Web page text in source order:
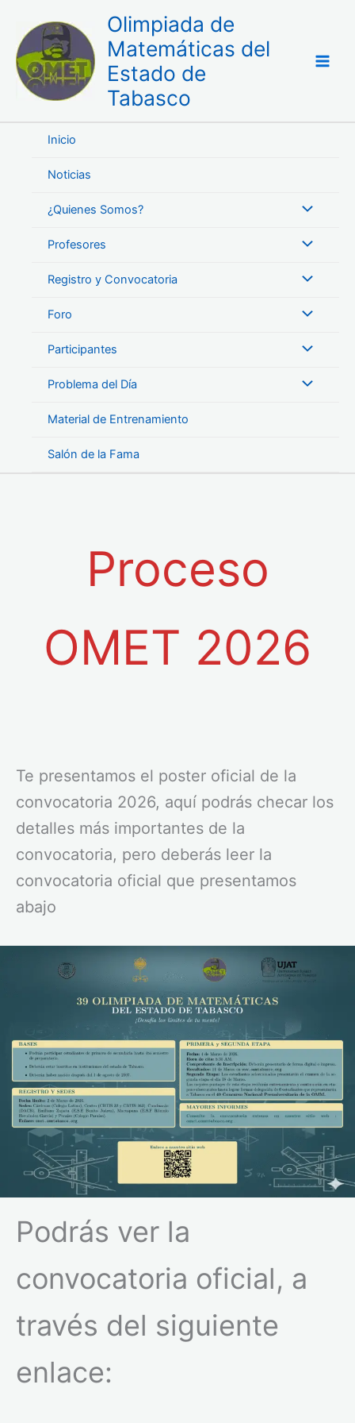
contenido
Olimpiada de
Matemáticas del
Estado de
Tabasco
Inicio
Noticias
¿Quienes Somos?
Profesores
Registro y Convocatoria
Foro
Participantes
Problema del Día
Material de Entrenamiento
Salón de la Fama
Proceso
OMET 2026
Te presentamos el poster oficial de la
convocatoria 2026, aquí podrás checar los
detalles más importantes de la
convocatoria, pero deberás leer la
convocatoria oficial que presentamos
abajo
Podrás ver la
convocatoria oficial, a
través del siguiente
enlace: